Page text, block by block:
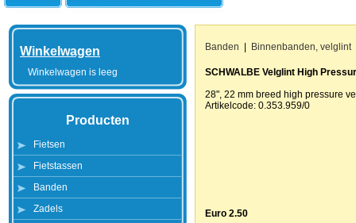
Winkelwagen
Winkelwagen is leeg
Producten
Fietsen
Fietstassen
Banden
Zadels
Banden Binnenbanden, velglint
SCHWALBE Velglint High
28", 22 mm breed high pressure
Artikelcode: 0.353.959/0
Euro 2.50